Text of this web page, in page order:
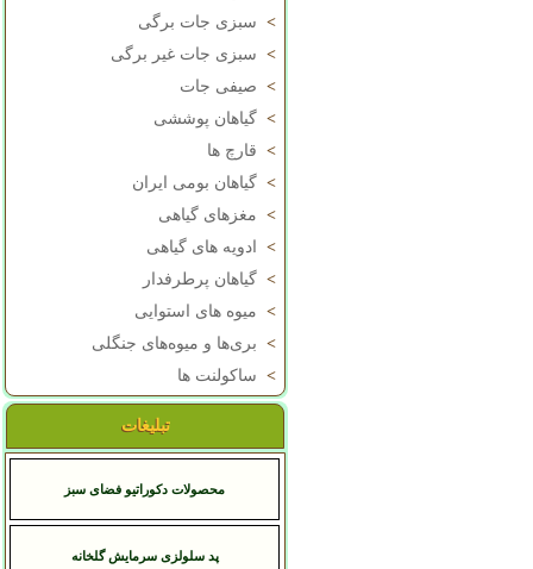
> سبزی جات برگی
> سبزی جات غیر برگی
> صیفی جات
> گیاهان پوششی
> قارچ ها
> گیاهان بومی ایران
> مغزهای گیاهی
>
ادویه های گیاهی
> گیاهان پرطرفدار
> میوه های استوایی
> بری‌ها و میوه‌های جنگلی
> ساکولنت ها
تبلیغات
محصولات دکوراتیو فضای سبز
پد سلولزی سرمایش گلخانه